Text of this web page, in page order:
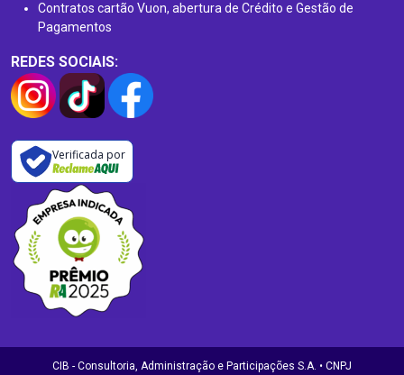
Contratos cartão Vuon, abertura de Crédito e Gestão de
Pagamentos
REDES SOCIAIS:
Verificada por
CIB - Consultoria, Administração e Participações S.A. • CNPJ